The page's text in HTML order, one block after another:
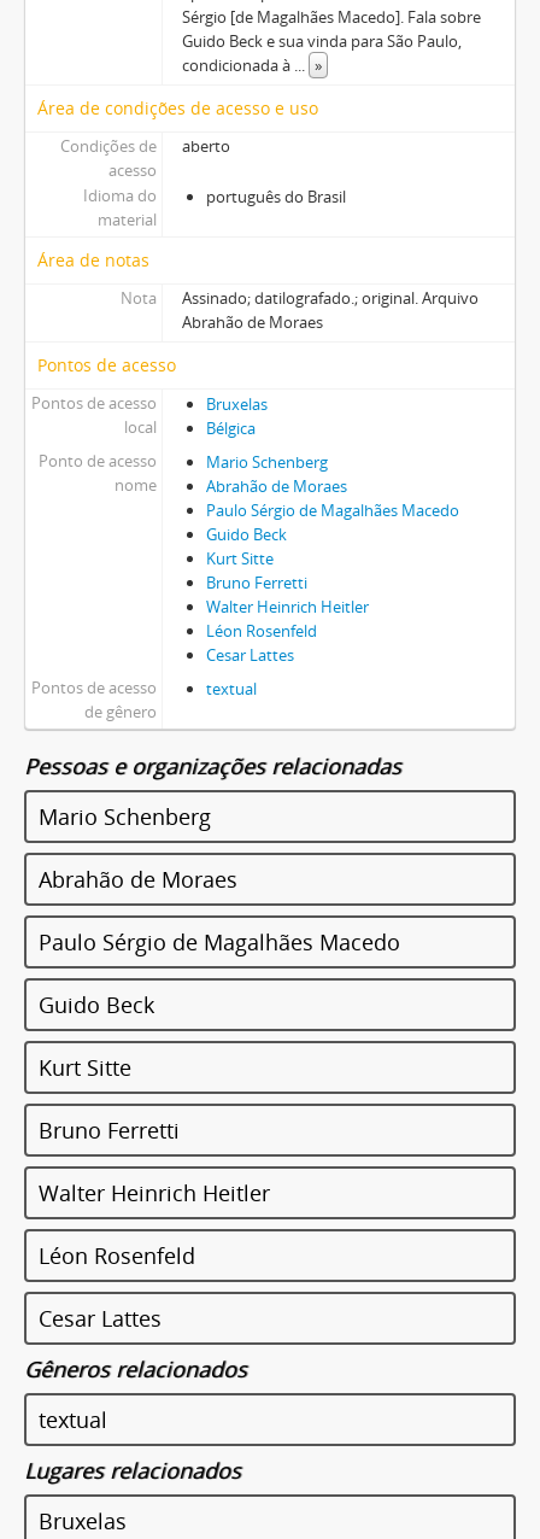
Sérgio [de Magalhães Macedo]. Fala sobre
Guido Beck e sua vinda para São Paulo,
condicionada à
»
Área de condições de acesso e uso
Condições de
acesso
aberto
Idioma do
material
português do Brasil
Área de notas
Nota
Assinado; datilografado.; original. Arquivo
Abrahão de Moraes
Pontos de acesso
Pontos de acesso
local
Bruxelas
Bélgica
Ponto de acesso
nome
Mario Schenberg
Abrahão de Moraes
Paulo Sérgio de Magalhães Macedo
Guido Beck
Kurt Sitte
Bruno Ferretti
Walter Heinrich Heitler
Léon Rosenfeld
Cesar Lattes
Pontos de acesso
de gênero
textual
Pessoas e organizações relacionadas
Mario Schenberg
Abrahão de Moraes
Paulo Sérgio de Magalhães Macedo
Guido Beck
Kurt Sitte
Bruno Ferretti
Walter Heinrich Heitler
Léon Rosenfeld
Cesar Lattes
Gêneros relacionados
textual
Lugares relacionados
Bruxelas